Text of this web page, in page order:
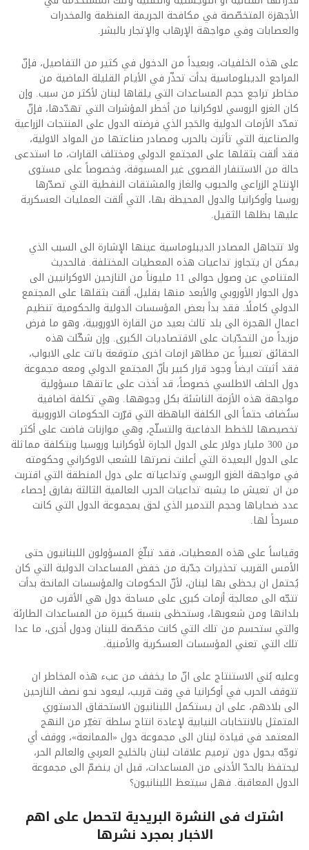
الأجهزة المتخصّصة في مكافحة الجريمة المنظمة والمخدرات
والعصابات وفي مواجهة الإرهاب والإتجار بالبشر.
على هذه الخلفيات، وبعيداً من الدخول في كثير من التفاصيل، فإنّ
المراجع الديبلوماسية بدأت تحذّر في الأيام القليلة الماضية من
مخاطر تراجع حجم المساعدات التي يلقاها لبنان لأكثر من سبب. وإن
كان الغزو الروسي لاوكرانيا من أخطر المؤشرات التي تهدّدها، فإنّ
تمدّد الأزمات الدولية والحَجر الذي فرضته الدول على المنتجات الزراعية
والصناعية التي تأثرت بالحرب ومصادر صناعتها من المواد الاولية،
فقد ألقت بثقلها على المجتمع الدولي ومختلف القارات، ما استدعى
حالة من الاستنفار القصوى غير المسبوقة، وخصوصاً على مستوى
الإنتاج الزراعي والحبوب والغاز والمشتقات النفطية التي تصدّرها
روسيا وأوكرانيا والدول المحيطة بها، التي ألقت العمليات العسكرية
عليها بظلها الثقيل.
ولا تتجاهل المصادر الديبلوماسية عينها الإشارة الى السبب الذي
يمكن ان يتجاوز تداعيات هذه المعطيات المختلفة. فالحديث
المتنامي عن وصول حوالى 11 مليوناً من النازحين الاوكرانيين الى
دول الجوار الأوروبي والأبعد منها بقليل، ألقت بثقلها على المجتمع
الدولي كاملًا. فقد بدأ بعض المؤسسات الدولية والحكومية تنظيم
اعمال الهجرة الى بلد ثالث بعيد من القارة الاوروبية، وهو ما فرض
مزيداً من التحدّيات على الاقتصاديات الكبرى. وإن شكّلت هذه
الحقائق تعبيراً عن مظاهر ازمات اخرى متوقعة باتت على الابواب،
فقد أثبتت ايضاً وجود قرار كبير بأنّ المجتمع الدولي ومعه مجموعة
دول الحلف الاطلسي خصوصاً، قد أخذت على عاتقها مسؤولية
مواجهة هذه الأزمة الناشئة بكل وجوهها. وهي تكلفة اضافية
ستُضاف حتماً الى الكلفة الباهظة التي قرّرت الحكومات الاوروبية
تخصيصها للخطط الدفاعية والتسلّح، وهي موازنات فاضت على أكثر
من 300 مليار دولار على الدول الجارة لأوكرانيا وروسيا وبتكلفة مماثلة
على الدول البعيدة التي أعلنت نصرتها للشعب الاوكراني وحكومته
في مواجهة الغزو الروسي وتداعياته على دول المنطقة التي اقتربت
من ان تعيش ما يشبه تداعيات الحرب العالمية الثالثة بفارق إحصاء
عدد ضحاياها وحجم التدمير الذي لحق بمجموعة الدول التي كانت
مسرحاً لها.
وقياساً على هذه المعطيات، فقد تبلّغ المسؤولون اللبنانيون حتى
الأمس القريب تحذيرات جدّية من خفض المساعدات الدولية التي كان
يُحتمل ان يحظى بها لبنان، لأنّ الحكومات والمؤسسات المانحة بدأت
تتجّه الى معالجة أزمات كبرى على مساحة دول هي الأقرب من
بلدانها ومن شعوبها، وستحظى بنسبة كبيرة من المساعدات الطارئة
والتي ستحسم من تلك التي كانت مخصّصة للبنان ودول أخرى، ما عدا
تلك التي تعني المؤسسات العسكرية والأمنية.
وعليه بُني الاستنتاج على انّ ما يخفف من عبء هذه المخاطر ان
تتوقف الحرب في أوكرانيا في وقت قريب، ليعود نحو نصف النازحين
الى بلادهم، على ان يستكمل اللبنانيون الاستحقاق الدستوري
المتمثل بالانتخابات النيابية لإعادة انتاج سلطة تغيّر من النهج
المعتمد في قيادة لبنان الى مجموعة دول «الممانعة»، ووقف أي
توجّه يحول دون ترميم علاقات لبنان بالخليج العربي والعالم الحر،
ليحتفظ بالحدّ الأدنى من المساعدات، قبل ان ينضمّ الى مجموعة
الدول المعاقبة. فهل سيتعظ اللبنانيون؟
اشترك فى النشرة البريدية لتحصل على اهم
الاخبار بمجرد نشرها